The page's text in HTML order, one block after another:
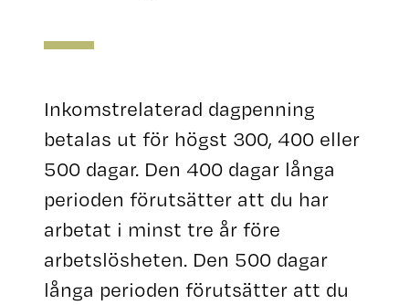
Inkomstrelaterad dagpenning
betalas ut för högst 300, 400 eller
500 dagar. Den 400 dagar långa
perioden förutsätter att du har
arbetat i minst tre år före
arbetslösheten. Den 500 dagar
långa perioden förutsätter att du